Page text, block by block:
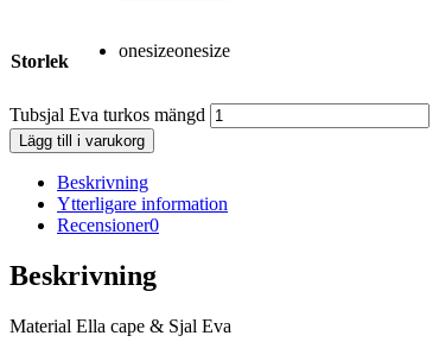
Storlek
onesizeonesize
Tubsjal Eva turkos mängd
Lägg till i varukorg
Beskrivning
Ytterligare information
Recensioner0
Beskrivning
Material Ella cape & Sjal Eva